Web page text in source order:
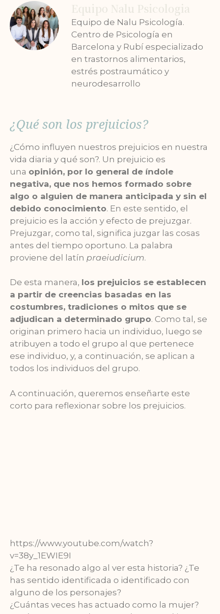
Equipo de Nalu Psicología.
Centro de Psicología en
Barcelona y Rubí especializado
en trastornos alimentarios,
estrés postraumático y
neurodesarrollo
¿Qué son los prejuicios?
¿Cómo influyen nuestros prejuicios en nuestra
vida diaria y qué son?. Un prejuicio es
una opinión, por lo general de índole
negativa, que nos hemos formado sobre
algo o alguien de manera anticipada y sin el
debido conocimiento. En este sentido, el
prejuicio es la acción y efecto de prejuzgar.
Prejuzgar, como tal, significa juzgar las cosas
antes del tiempo oportuno. La palabra
proviene del latín praeiudicium.
De esta manera, los prejuicios se establecen
a partir de creencias basadas en las
costumbres, tradiciones o mitos que se
adjudican a determinado grupo. Como tal, se
originan primero hacia un individuo, luego se
atribuyen a todo el grupo al que pertenece
ese individuo, y, a continuación, se aplican a
todos los individuos del grupo.
A continuación, queremos enseñarte este
corto para reflexionar sobre los prejuicios.
https://www.youtube.com/watch?
v=38y_1EWIE9I
¿Te ha resonado algo al ver esta historia? ¿Te
has sentido identificada o identificado con
alguno de los personajes?
¿Cuántas veces has actuado como la mujer?